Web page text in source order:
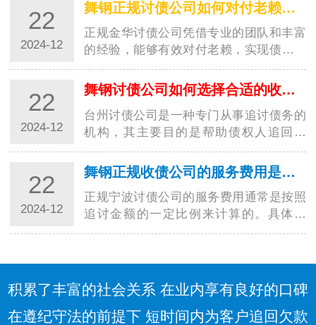
护商业环境的稳定与良好运作。随着商业交易的增加
和…
22
2024-12
舞钢正规讨债公司如何对付老赖？都有哪些高招？
正规金华讨债公司凭借专业的团队和丰富
的经验，能够有效对付老赖，实现债务追
讨的目标。这些高招的运用，让讨债行业
更加规范，并为债权人提供了更好的保
障。随着社会经济的发展，讨债行业也越
来越受到…
22
2024-12
舞钢讨债公司如何选择合适的收费方式？
台州讨债公司是一种专门从事追讨债务的
机构，其主要目的是帮助债权人追回欠
款。在选择收费方式时，台州讨债公司需
要考虑多种因素，以确保能够满足客户的
需求并获得合理的收益。以下是一些常见
的收费方…
22
2024-12
舞钢正规收债公司的服务费用是如何计算的？
正规宁波讨债公司的服务费用通常是按照
追讨金额的一定比例来计算的。具体来
说，服务费用通常由以下几个方面组成：
主要费用，通常是按照追讨金额的固定比
例来计算…
积累了丰富的社会关系 在业内享有良好的口碑
在遵纪守法的前提下 短时间内为客户追回欠款